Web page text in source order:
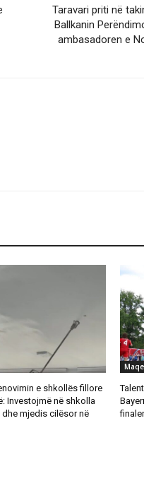
Taravari priti në
Ballkanin
ambasadoren e
e shkollës fillore
Investojmë në shkolla
mjedis cilësor në